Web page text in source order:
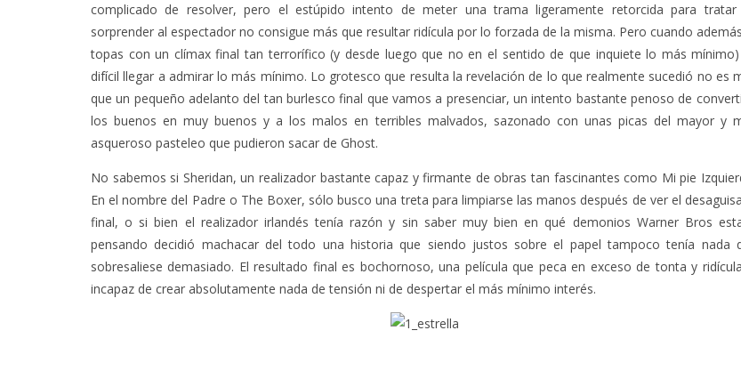
complicado de resolver, pero el estúpido intento de meter una trama ligeramente retorcida para tratar
sorprender al espectador no consigue más que resultar ridícula por lo forzada de la misma. Pero cuando
topas con un clímax final tan terrorífico (y desde luego que no en el sentido de que inquiete lo más
difícil llegar a admirar lo más mínimo. Lo grotesco que resulta la revelación de lo que realmente sucedió no es
que un pequeño adelanto del tan burlesco final que vamos a presenciar, un intento bastante penoso de
los buenos en muy buenos y a los malos en terribles malvados, sazonado con unas picas del mayor y
asqueroso pasteleo que pudieron sacar de Ghost.
No sabemos si Sheridan, un realizador bastante capaz y firmante de obras tan fascinantes como Mi pie
En el nombre del Padre o The Boxer, sólo busco una treta para limpiarse las manos después de ver el
final, o si bien el realizador irlandés tenía razón y sin saber muy bien en qué demonios Warner Bros
pensando decidió machacar del todo una historia que siendo justos sobre el papel tampoco tenía nada
sobresaliese demasiado. El resultado final es bochornoso, una película que peca en exceso de tonta y
incapaz de crear absolutamente nada de tensión ni de despertar el más mínimo interés.